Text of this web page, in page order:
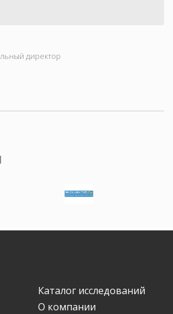
директор
Каталог исследований
О компании